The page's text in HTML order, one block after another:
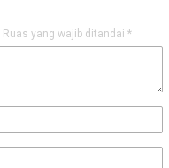
Ruas yang wajib ditandai *